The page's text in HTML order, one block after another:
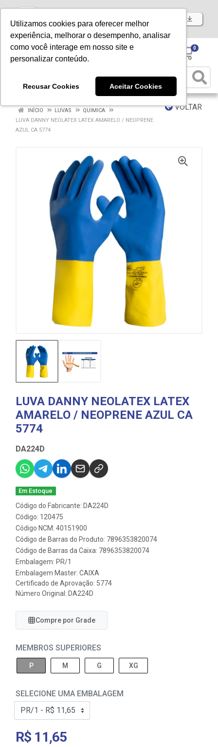
Utilizamos cookies para oferecer melhor
experiência, melhorar o desempenho, analisar
como você interage em nosso site e
personalizar conteúdo.
Recusar Cookies Aceitar Cookies
Baixe já nosso APP
0
VOLTAR
INÍCIO LUVAS
QUIMICA
LUVA DANNY NEOLATEX LATEX AMARELO / NEOPRENE
AZUL CA 5774
LUVA DANNY NEOLATEX LATEX
AMARELO / NEOPRENE AZUL CA
5774
DA224D
Em Estoque
Código do Fabricante: DA224D
Código: 120475
Código NCM: 40151900
Código de Barras do Produto: 7896353820074
Código de Barras da Caixa: 7896353820074
Embalagem: PR/1
Embalagem Master: CAIXA
Certificado de Aprovação: 5774
Número Original: DA224D
Compre por Grade
MEMBROS SUPERIORES
P M G XG
SELECIONE UMA EMBALAGEM
R$ 11,65